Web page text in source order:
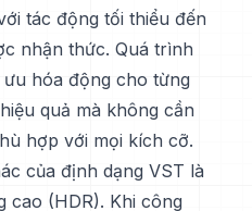
tác động tối thiểu đến
nhận thức. Quá trình
hóa động cho từng
quả mà không cần
hợp với mọi kích cỡ.
của định dạng VST là
cao (HDR). Khi công